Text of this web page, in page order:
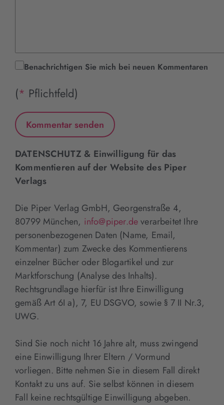
Benachrichtigen Sie mich bei neuen Kommentaren
(* Pflichtfeld)
DATENSCHUTZ & Einwilligung für das
Kommentieren auf der Website des Piper
Verlags
Die Piper Verlag GmbH, Georgenstraße 4,
80799 München, info@piper.deverarbeitet Ihre
personenbezogenen Daten (Name, Email,
Kommentar) zum Zwecke des Kommentierens
einzelner Bücher oder Blogartikel und zur
Marktforschung (Analyse des Inhalts).
Rechtsgrundlage hierfür ist Ihre Einwilligung
gemäß Art 6I a), 7, EU DSGVO, sowie § 7 II Nr.3,
UWG.
Sind Sie noch nicht 16 Jahre alt, muss zwingend
eine Einwilligung Ihrer Eltern / Vormund
vorliegen. Bitte nehmen Sie in diesem Fall direkt
Kontakt zu uns auf. Sie selbst können in diesem
Fall keine rechtsgültige Einwilligung abgeben.